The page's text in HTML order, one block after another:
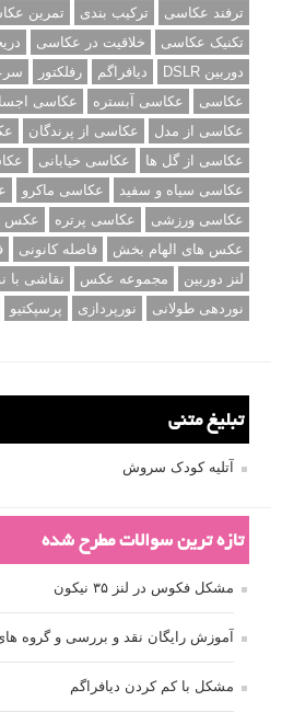
ترفند عکاسی
ترکیب بندی تمرین
تکنیک عکاسی
خلاقیت در عکاسی
دوربین DSLR
دیافراگم رفلکتور
عکاسی
عکاسی آبستره
عکاسی
عکاسی از مدل
عکاسی از پرندگان
عکاسی از گل ها
عکاسی خیابانی
عکاسی سیاه و سفید
عکاسی ماکرو
عکاسی ورزشی
عکاسی پرتره
عکس
عکس های الهام بخش
فاصله کانونی
لنز دوربین
مجموعه عکس نقاشی با
نوردهی طولانی
نورپردازی پرسپکتیو
تبلیغ متنی
آتلیه کودک سروش
تازه ترین سوالات مطرح شده
مشکل فکوس در لنز ۳۵ نیکون
آموزش رایگان نقد و بررسی و گروه
مشکل با کم کردن دیافراگم